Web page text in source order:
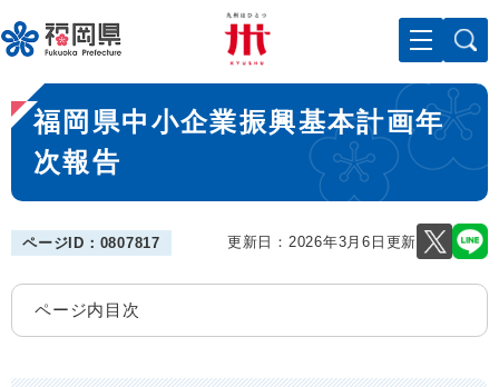
ー
ジ
先
頭
。
メニューを飛ばして本文へ
本
文
福岡県中小企業振興基本計画年
次報告
ページID：0807817 更新日：2026年3月6日更新
ページ内目次